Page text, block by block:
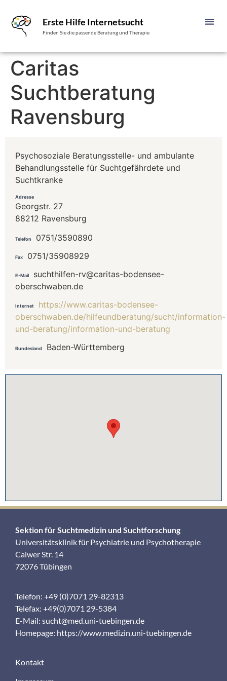
Erste Hilfe Internetsucht
Finden Sie die passende Beratung und Therapie
Caritas
Suchtberatung
Ravensburg
Psychosoziale Beratungsstelle- und ambulante
Behandlungsstelle für Suchtgefährdete und
Suchtkranke
Adresse
Georgstr. 27
88212 Ravensburg
Telefon 0751/3590890
Fax 0751/35908929
E-Mail
suchthilfen-rv@caritas-bodensee-
oberschwaben.de
Internet
https://www.caritas-bodensee-
oberschwaben.de/hilfeundberatung/sucht/information-
und-beratung/information-und-beratung
Bundesland Baden-Württemberg
Sektion für Suchtmedizin und Suchtforschung
Universitätsklinik für Psychiatrie und Psychotherapie
Calwer Str. 14
72076 Tübingen
Telefon: +49 (0)7071 29-82313
Telefax: +49(0)7071 29-5384
E-Mail: sucht@med.uni-tuebingen.de
Homepage: https://www.medizin.uni-tuebingen.de
Kontakt